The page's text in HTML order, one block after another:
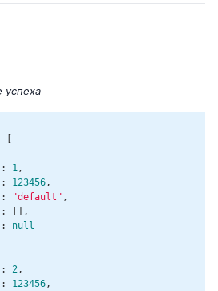
успеха
[
1 ,
123456,
"default" ,
: [],
:
null
2 ,
123456,